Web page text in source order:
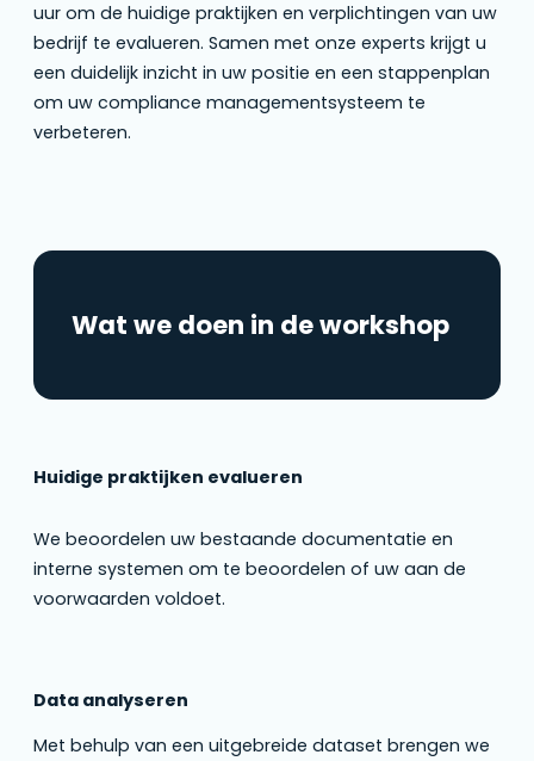
uur om de huidige praktijken en verplichtingen van uw
bedrijf te evalueren. Samen met onze experts krijgt u
een duidelijk inzicht in uw positie en een stappenplan
om uw compliance managementsysteem te
verbeteren.
Wat we doen in de workshop
Huidige praktijken evalueren
We beoordelen uw bestaande documentatie en
interne systemen om te beoordelen of uw aan de
voorwaarden voldoet.
Data analyseren
Met behulp van een uitgebreide dataset brengen we